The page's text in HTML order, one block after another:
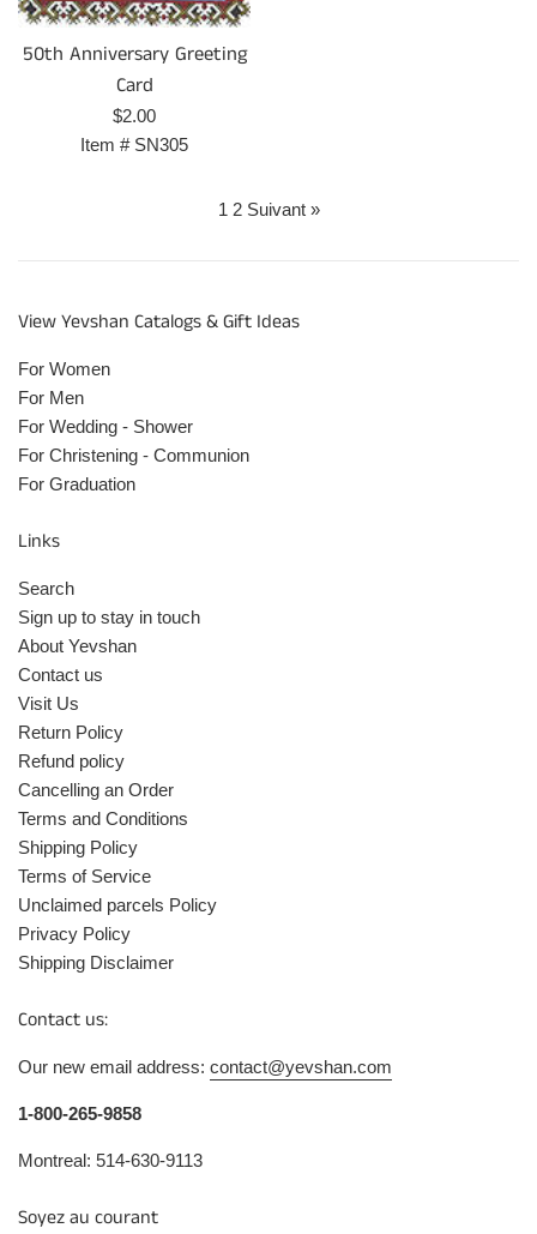
50th Anniversary Greeting
Card
Prix
régulier
$2.00
Item # SN305
1 2 Suivant »
View Yevshan Catalogs & Gift Ideas
For Women
For Men
For Wedding - Shower
For Christening - Communion
For Graduation
Links
Search
Sign up to stay in touch
About Yevshan
Contact us
Visit Us
Return Policy
Refund policy
Cancelling an Order
Terms and Conditions
Shipping Policy
Terms of Service
Unclaimed parcels Policy
Privacy Policy
Shipping Disclaimer
Contact us:
Our new email address: contact@yevshan.com
1-800-265-9858
Montreal: 514-630-9113
Soyez au courant